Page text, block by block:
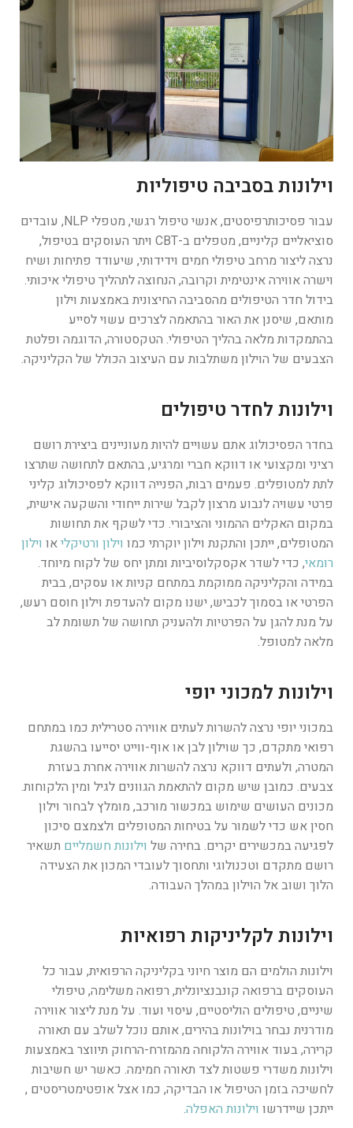
וילונות בסביבה טיפוליות
עבור פסיכותרפיסטים, אנשי טיפול רגשי, מטפלי NLP, עובדים
סוציאליים קליניים, מטפלים ב-CBT ויתר העוסקים בטיפול,
נרצה ליצור מרחב טיפולי חמים וידידותי, שיעודד פתיחות ושיח
וישרה אווירה אינטימית וקרובה, הנחוצה לתהליך טיפולי איכותי.
בידול חדר הטיפולים מהסביבה החיצונית באמצעות וילון
מותאם, שיסנן את האור בהתאמה לצרכים עשוי לסייע
בהתמקדות מלאה בהליך הטיפולי. הטקסטורה, הדוגמה ופלטת
הצבעים של הוילון משתלבות עם העיצוב הכולל של הקליניקה.
וילונות לחדר טיפולים
בחדר הפסיכולוג אתם עשויים להיות מעוניינים ביצירת רושם
רציני ומקצועי או דווקא חברי ומרגיע, בהתאם לתחושה שתרצו
לתת למטופלים. פעמים רבות, הפנייה דווקא לפסיכולוג קליני
פרטי עשויה לנבוע מרצון לקבל שירות ייחודי והשקעה אישית,
במקום האקלים ההמוני והציבורי. כדי לשקף את תחושות
המטופלים, ייתכן והתקנת וילון יוקרתי כמו וילון ורטיקליאו וילון
רומאי, כדי לשדר אקסקלוסיביות ומתן יחס של לקוח מיוחד.
במידה והקליניקה ממוקמת במתחם קניות או עסקים, בבית
הפרטי או בסמוך לכביש, ישנו מקום להעדפת וילון חוסם רעש,
על מנת להגן על הפרטיות ולהעניק תחושה של תשומת לב
מלאה למטופל.
וילונות למכוני יופי
במכוני יופי נרצה להשרות לעתים אווירה סטרילית כמו במתחם
רפואי מתקדם, כך שוילון לבן או אוף-ווייט יסייעו בהשגת
המטרה, ולעתים דווקא נרצה להשרות אווירה אחרת בעזרת
צבעים. כמובן שיש מקום להתאמת הגוונים לגיל ומין הלקוחות.
מכונים העושים שימוש במכשור מורכב, מומלץ לבחור וילון
חסין אש כדי לשמור על בטיחות המטופלים ולצמצם סיכון
לפגיעה במכשירים יקרים. בחירה של וילונות חשמליים תשאיר
רושם מתקדם וטכנולוגי ותחסוך לעובדי המכון את הצעידה
הלוך ושוב אל הוילון במהלך העבודה.
וילונות לקליניקות רפואיות
וילונות הולמים הם מוצר חיוני בקליניקה הרפואית, עבור כל
העוסקים ברפואה קונבנציונלית, רפואה משלימה, טיפולי
שיניים, טיפולים הוליסטיים, עיסוי ועוד. על מנת ליצור אווירה
מודרנית נבחר בוילונות בהירים, אותם נוכל לשלב עם תאורה
קרירה, בעוד אווירה הלקוחה מהמזרח-הרחוק תיווצר באמצעות
וילונות משדרי פשטות לצד תאורה חמימה. כאשר יש חשיבות
לחשיכה בזמן הטיפול או הבדיקה, כמו אצל אופטימטריסטים ,
ייתכן שיידרשו וילונות האפלה.